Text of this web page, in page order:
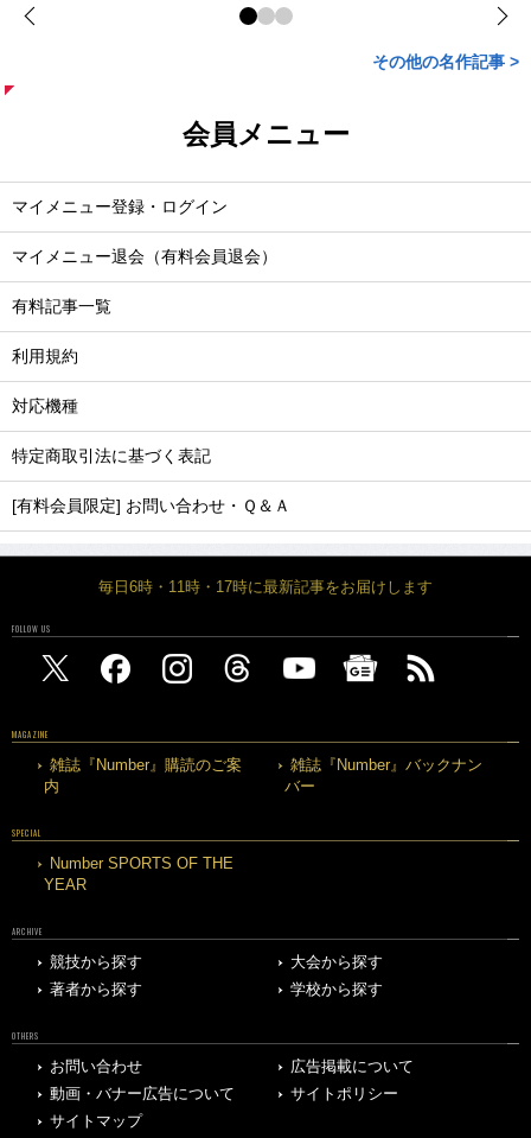
その他の名作記事 >
会員メニュー
マイメニュー登録・ログイン
マイメニュー退会（有料会員退会）
有料記事一覧
利用規約
対応機種
特定商取引法に基づく表記
[有料会員限定] お問い合わせ・Ｑ＆Ａ
毎日6時・11時・17時に最新記事をお届けします
FOLLOW US
MAGAZINE
雑誌『Number』購読のご案
内
雑誌『Number』バックナン
バー
SPECIAL
Number SPORTS OF THE
YEAR
ARCHIVE
競技から探す
大会から探す
著者から探す
学校から探す
OTHERS
お問い合わせ
広告掲載について
動画・バナー広告について
サイトポリシー
サイトマップ